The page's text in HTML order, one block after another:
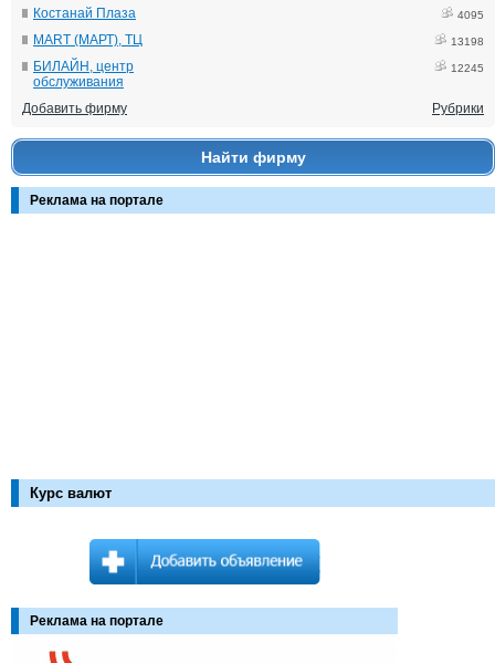
Костанай Плаза 4095
MART (МАРТ), ТЦ 13198
БИЛАЙН, центр
обслуживания
12245
Добавить фирму Рубрики
Найти фирму
Реклама на портале
Курс валют
Реклама на портале